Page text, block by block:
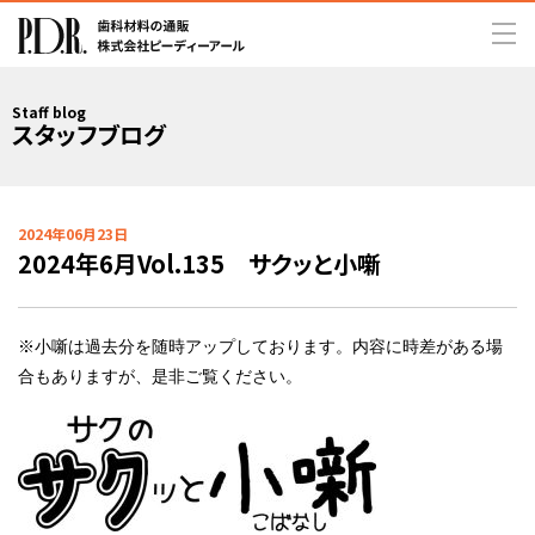
Staff blog
スタッフブログ
2024年06月23日
2024年6月Vol.135 サクッと小噺
※小噺は過去分を随時アップしております。内容に時差がある場
合もありますが、是非ご覧ください。